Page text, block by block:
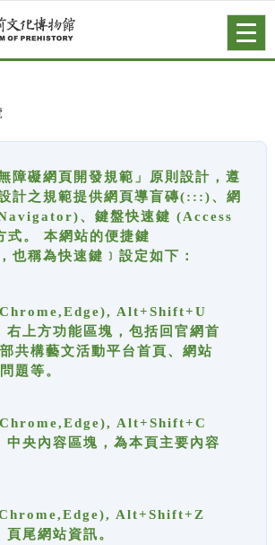
障礙網頁開發規範」原則設計，遵
計之規範提供網頁導盲磚(:::)、網
、鍵盤快速鍵 (Access
。 本網站的便捷鍵
也稱為快速鍵﹞設定如下：
Alt+Shift+U
上方功能區塊，包括回官網首
共構藝文活動平台首頁、網站
題等。
Alt+Shift+C
央內容區塊，為本頁主要內容
Alt+Shift+Z
尾網站資訊。